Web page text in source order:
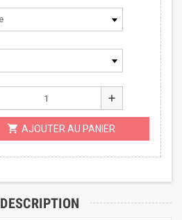
add
shopping_cart AJOUTER AU PANIER
DESCRIPTION